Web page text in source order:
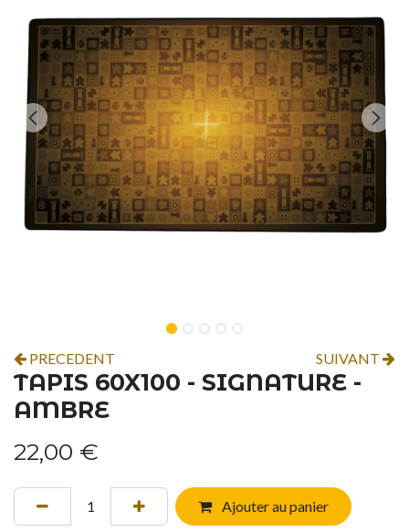
PRECEDENT SUIVANT
TAPIS 60X100 - SIGNATURE -
AMBRE
22,00 €
Ajouter au panier